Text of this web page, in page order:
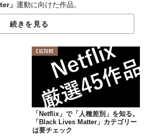
」 運動に向けた作品。
にバンクシー自身の
これは私の問題だ。
って失敗を強いられている。
続きを見る
CULTURE
「Netflix」で「人種差別」を知る。
「Black Lives Matter」カテゴリー
は要チェック